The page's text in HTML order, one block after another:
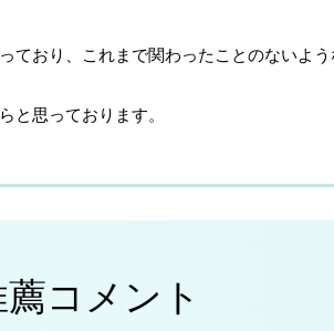
ており、これまで関わったことのないよう
と思っております。
コメント